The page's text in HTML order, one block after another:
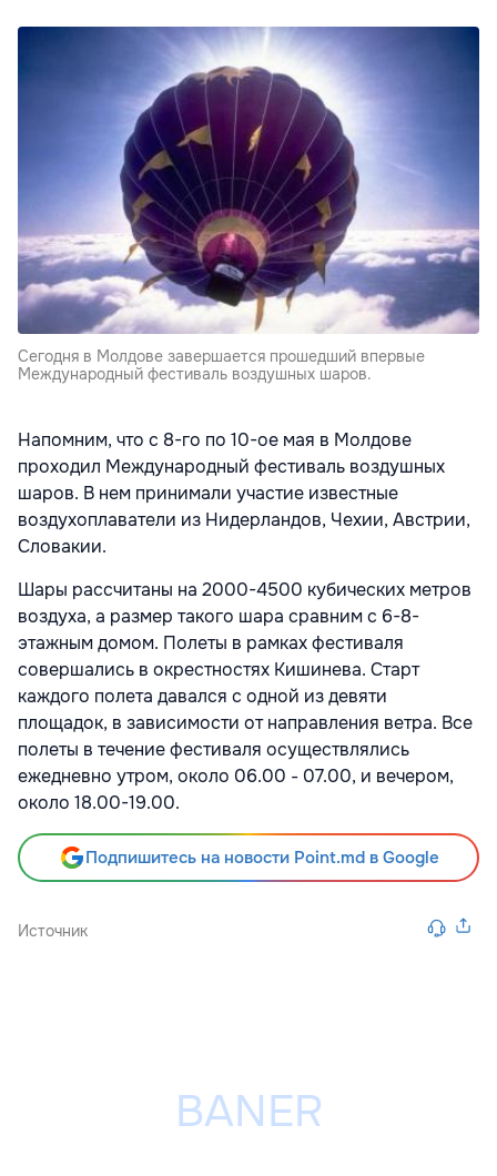
Сегодня в Молдове завершается прошедший впервые
Международный фестиваль воздушных шаров.
Напомним, что с 8-го по 10-ое мая в Молдове
проходил Международный фестиваль воздушных
шаров. В нем принимали участие известные
воздухоплаватели из Нидерландов, Чехии, Австрии,
Словакии.
Шары рассчитаны на 2000-4500 кубических метров
воздуха, а размер такого шара сравним с 6-8-
этажным домом. Полеты в рамках фестиваля
совершались в окрестностях Кишинева. Старт
каждого полета давался с одной из девяти
площадок, в зависимости от направления ветра. Все
полеты в течение фестиваля осуществлялись
ежедневно утром, около 06.00 - 07.00, и вечером,
около 18.00-19.00.
Подпишитесь на новости Point.md в Google
Источник